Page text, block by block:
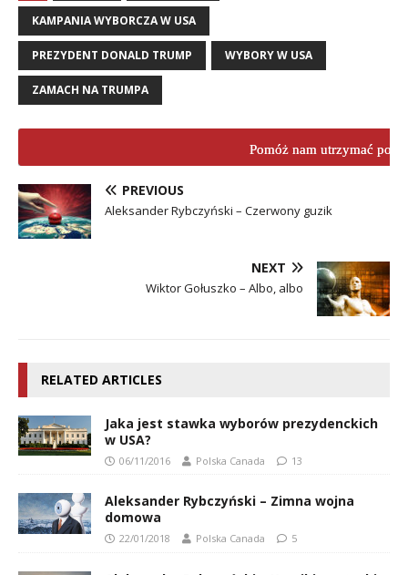
KAMPANIA WYBORCZA W USA
PREZYDENT DONALD TRUMP WYBORY W USA
ZAMACH NA TRUMPA
Pomóż nam utrzymać
PREVIOUS
Aleksander Rybczyński – Czerwony guzik
NEXT
Wiktor Gołuszko – Albo, albo
RELATED ARTICLES
Jaka jest stawka wyborów prezydenckich
w USA?
06/11/2016 Polska Canada 13
Aleksander Rybczyński – Zimna wojna
domowa
22/01/2018 Polska Canada 5